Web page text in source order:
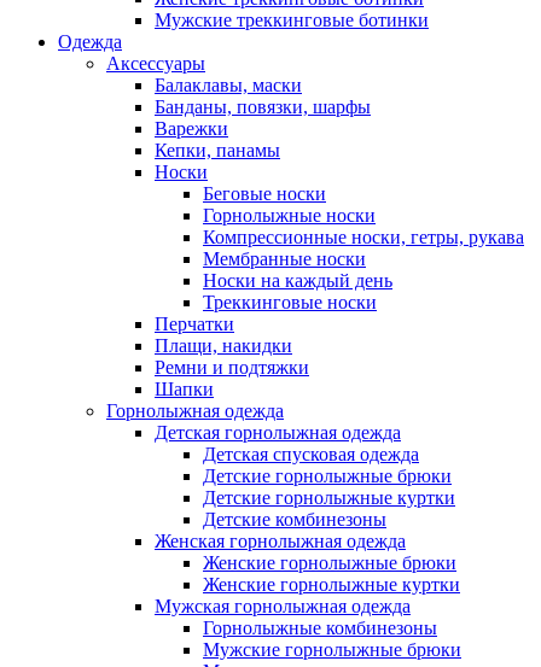
Мужские треккинговые ботинки
Одежда
Аксессуары
Балаклавы, маски
Банданы, повязки, шарфы
Варежки
Кепки, панамы
Носки
Беговые носки
Горнолыжные носки
Компрессионные носки, гетры, рукава
Мембранные носки
Носки на каждый день
Треккинговые носки
Перчатки
Плащи, накидки
Ремни и подтяжки
Шапки
Горнолыжная одежда
Детская горнолыжная одежда
Детская спусковая одежда
Детские горнолыжные брюки
Детские горнолыжные куртки
Детские комбинезоны
Женская горнолыжная одежда
Женские горнолыжные брюки
Женские горнолыжные куртки
Мужская горнолыжная одежда
Горнолыжные комбинезоны
Мужские горнолыжные брюки